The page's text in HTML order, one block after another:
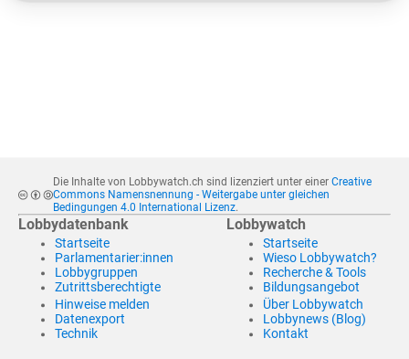
Die Inhalte von Lobbywatch.ch sind lizenziert unter einer Creative
Commons Namensnennung - Weitergabe unter gleichen
Bedingungen 4.0 International Lizenz.
Lobbydatenbank
Startseite
Parlamentarier:innen
Lobbygruppen
Zutrittsberechtigte
Hinweise melden
Datenexport
Technik
Lobbywatch
Startseite
Wieso Lobbywatch?
Recherche & Tools
Bildungsangebot
Über Lobbywatch
Lobbynews (Blog)
Kontakt